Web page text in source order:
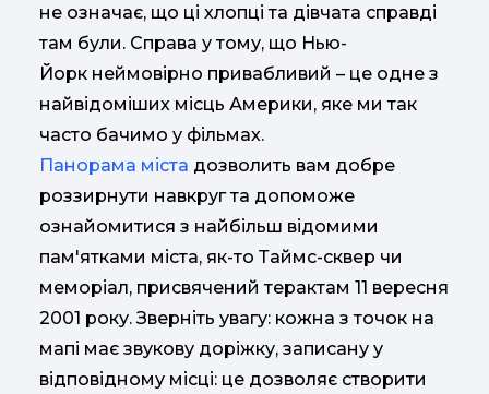
не означає, що ці хлопці та дівчата справді
там були. Справа у тому, що Нью-
Йорк неймовірно привабливий – це одне з
найвідоміших місць Америки, яке ми так
часто бачимо у фільмах.
Панорама міста дозволить вам добре
роззирнути навкруг та допоможе
ознайомитися з найбільш відомими
пам'ятками міста, як-то Таймс-сквер чи
меморіал, присвячений терактам 11 вересня
2001 року. Зверніть увагу: кожна з точок на
мапі має звукову доріжку, записану у
відповідному місці: це дозволяє створити